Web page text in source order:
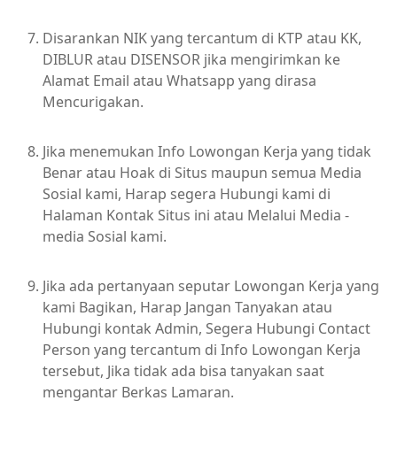
Disarankan NIK yang tercantum di KTP atau KK,
DIBLUR atau DISENSOR jika mengirimkan ke
Alamat Email atau Whatsapp yang dirasa
Mencurigakan.
Jika menemukan Info Lowongan Kerja yang tidak
Benar atau Hoak di Situs maupun semua Media
Sosial kami, Harap segera Hubungi kami di
Halaman Kontak Situs ini atau Melalui Media -
media Sosial kami.
Jika ada pertanyaan seputar Lowongan Kerja yang
kami Bagikan, Harap Jangan Tanyakan atau
Hubungi kontak Admin, Segera Hubungi Contact
Person yang tercantum di Info Lowongan Kerja
tersebut, Jika tidak ada bisa tanyakan saat
mengantar Berkas Lamaran.